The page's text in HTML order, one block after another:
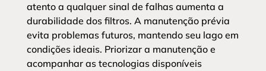
atento a qualquer sinal de falhas aumenta a
durabilidade dos filtros. A manutenção prévia
evita problemas futuros, mantendo seu lago em
condições ideais. Priorizar a manutenção e
acompanhar as tecnologias disponíveis